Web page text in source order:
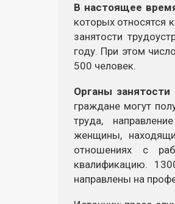
В настоящее
которых относятся
занятости
году. При этом
500 человек.
Органы
граждане могут
труда,
женщины,
отношениях с
квалификацию.
направлены на